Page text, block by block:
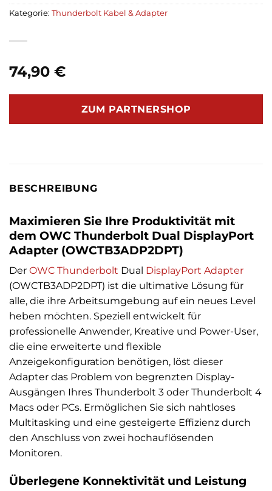
74,90 €
ZUM PARTNERSHOP
Kategorie: Thunderbolt Kabel & Adapter
BESCHREIBUNG
Maximieren Sie Ihre Produktivität mit
dem OWC Thunderbolt Dual DisplayPort
Adapter (OWCTB3ADP2DPT)
Der OWC Thunderbolt Dual DisplayPort Adapter
(OWCTB3ADP2DPT) ist die ultimative Lösung für
alle, die ihre Arbeitsumgebung auf ein neues Level
heben möchten. Speziell entwickelt für
professionelle Anwender, Kreative und Power-User,
die eine erweiterte und flexible
Anzeigekonfiguration benötigen, löst dieser
Adapter das Problem von begrenzten Display-
Ausgängen Ihres Thunderbolt 3 oder Thunderbolt 4
Macs oder PCs. Ermöglichen Sie sich nahtloses
Multitasking und eine gesteigerte Effizienz durch
den Anschluss von zwei hochauflösenden
Monitoren.
Überlegene Konnektivität und Leistung